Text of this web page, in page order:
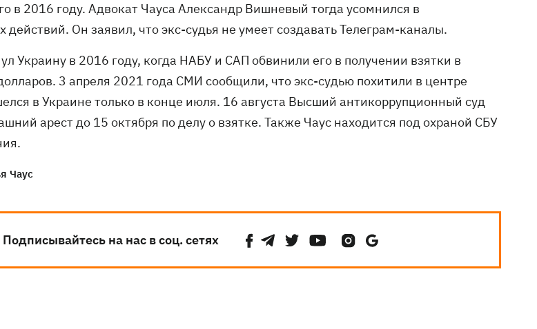
в 2016 году. Адвокат Чауса Александр Вишневый тогда усомнился в
действий. Он заявил, что экс-судья не умеет создавать Телеграм-каналы.
Украину в 2016 году, когда НАБУ и САП обвинили его в получении взятки в
3 апреля 2021 года СМИ сообщили, что экс-судью похитили в центре
в Украине только в конце июля. 16 августа Высший антикоррупционный суд
арест до 15 октября по делу о взятке. Также Чаус находится под охраной СБУ
Чаус
Подписывайтесь на нас в соц. сетях